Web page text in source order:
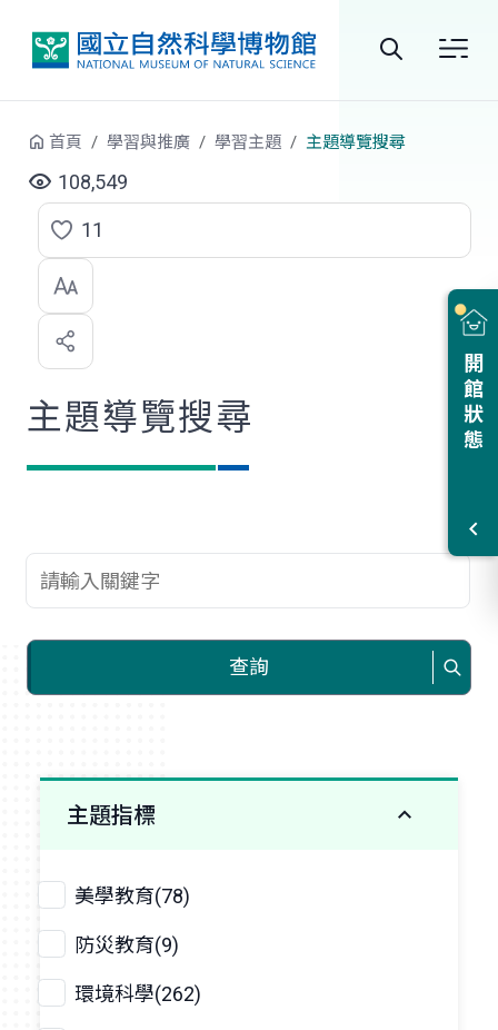
站
尋
開館狀態
首頁 學習與推廣 學習主題 主題導覽搜尋
108,549
點
選
喜
歡
11
主題導覽搜尋
查詢關鍵字
查詢
主題指標
美學教育(78)
防災教育(9)
環境科學(262)